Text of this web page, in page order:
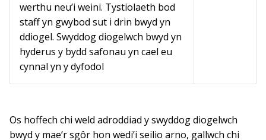
werthu neu’i weini. Tystiolaeth bod
staff yn gwybod sut i drin bwyd yn
ddiogel. Swyddog diogelwch bwyd yn
hyderus y bydd safonau yn cael eu
cynnal yn y dyfodol
Os hoffech chi weld adroddiad y swyddog diogelwch
bwyd y mae’r sgôr hon wedi’i seilio arno, gallwch chi